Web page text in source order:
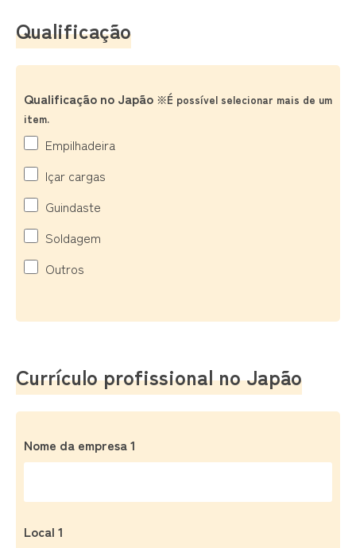
Qualificação
Qualificação no Japão ※É possível selecionar mais de um
item.
Empilhadeira
Içar cargas
Guindaste
Soldagem
Outros
Currículo profissional no Japão
Nome da empresa 1
Local 1